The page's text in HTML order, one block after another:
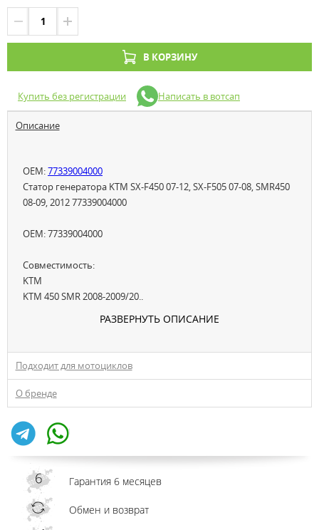
В КОРЗИНУ
Купить без регистрации Написать в вотсап
Описание
OEM:77339004000
Статор генератора KTM SX-F450 07-12, SX-F505 07-08, SMR450
08-09, 2012 77339004000
OEM: 77339004000
Совместимость:
KTM
KTM 450 SMR 2008-2009/20..
РАЗВЕРНУТЬ ОПИСАНИЕ
Подходит для мотоциклов
О бренде
Гарантия 6 месяцев
Обмен и возврат